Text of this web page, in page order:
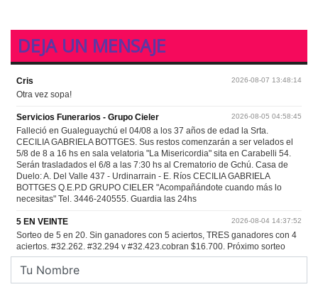
DEJA UN MENSAJE